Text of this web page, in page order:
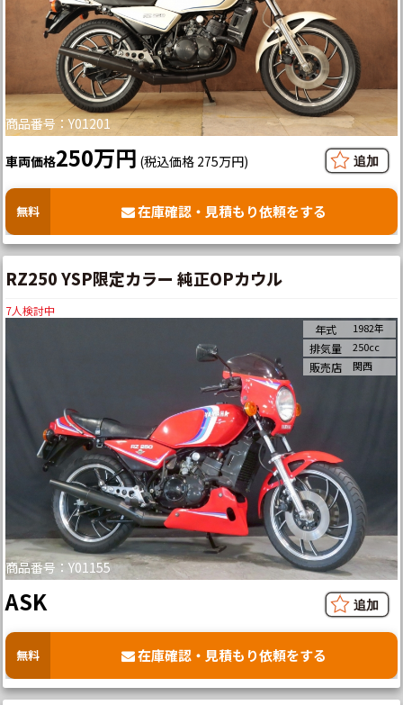
商品番号：Y01201
車両価格250万円 (税込価格 275万円)
無料 在庫確認・見積もり依頼をする
RZ250 YSP限定カラー 純正OPカウル
7人検討中
商品番号：Y01155
年式 1982年
排気量 250cc
販売店 関西
ASK
無料 在庫確認・見積もり依頼をする